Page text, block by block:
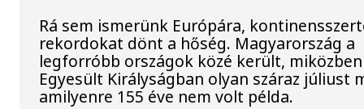
Rá sem ismerünk Európára,
rekordokat dönt a hőség. Magyarország a
legforróbb országok közé került,
Egyesült Királyságban olyan száraz júliust
amilyenre 155 éve nem volt példa.